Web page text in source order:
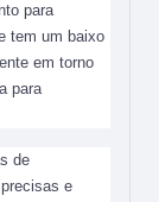
para
tem um baixo
em torno
para
de
e